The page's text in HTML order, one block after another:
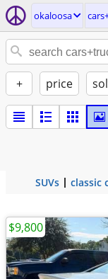
okaloosa
+ price
SUVs classic
$9,800